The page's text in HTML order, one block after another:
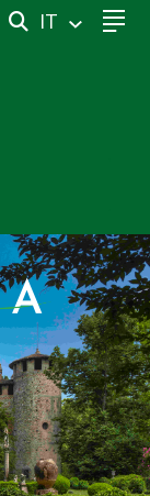
CERCA
IT